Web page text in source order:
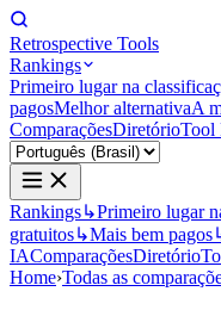
Retrospective Tools
Rankings
Primeiro lugar na
pagosMelhor alternativaA
ComparaçõesDiretórioTool
Rankings↳Primeiro lugar
gratuitos↳Mais bem pagos
IAComparaçõesDiretório
Home›Todas as